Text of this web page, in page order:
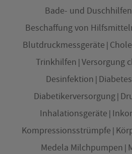
Bade- und Duschhilfen
Beschaffung von
Blutdruckmessgeräte
Trinkhilfen Versorgung
Desinfektion
Diabetikerversorgung
Inhalationsgeräte
Kompressionsstrümpfe
Medela Milchpumpen